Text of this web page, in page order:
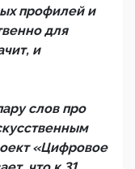
профилей и
для
и
слов про
«Цифровое